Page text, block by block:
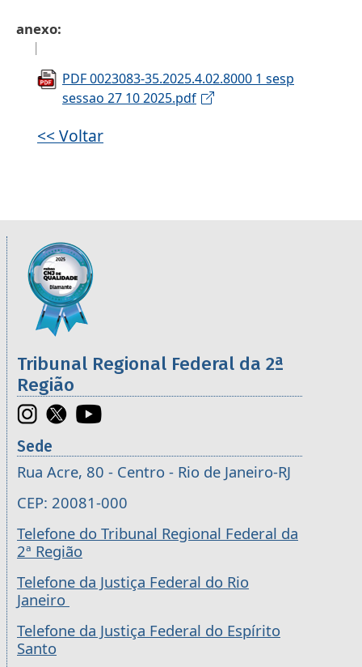
anexo
PDF 0023083-35.2025.4.02.8000 1 sesp
sessao 27 10 2025.pdf
<< Voltar
Informações úteis sobre os órgãos da 2ª
Imagem
Tribunal Regional Federal da 2ª
Região
Sede
Rua Acre, 80 - Centro - Rio de Janeiro-RJ
CEP: 20081-000
Telefone do Tribunal Regional Federal da
2ª Região
Telefone da Justiça Federal do Rio
Janeiro
Telefone da Justiça Federal do Espírito
Santo